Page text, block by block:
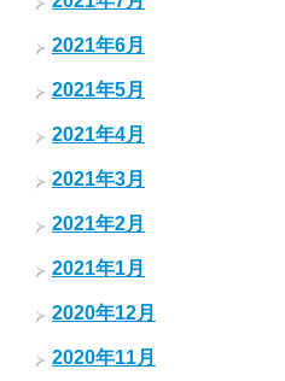
2021年6月
2021年5月
2021年4月
2021年3月
2021年2月
2021年1月
2020年12月
2020年11月